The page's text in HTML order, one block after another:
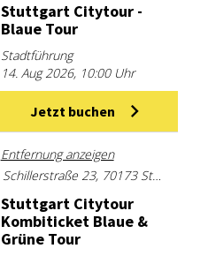
Stutt­gart Ci­ty­tour -
Blaue Tour
Stadtführung
14. Aug 2026, 10:00 Uhr
Jetzt buchen
Entfernung anzeigen
Schillerstraße 23, 70173 Stuttgart
Stutt­gart Ci­ty­tour
Kom­bi­ti­cket Blaue &
Grü­ne Tour